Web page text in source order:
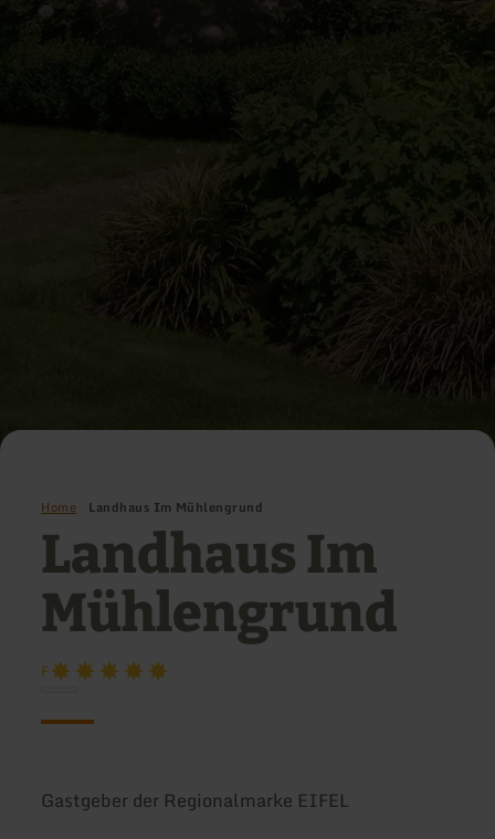
Home Landhaus Im Mühlengrund
Landhaus Im
Mühlengrund
F
Gastgeber der Regionalmarke EIFEL